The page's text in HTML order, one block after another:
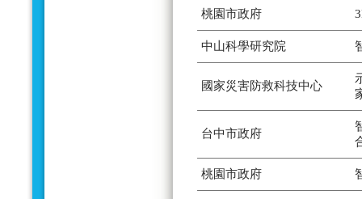
桃園市政府
中山科學研究院
國家災害防救科技中心
台中市政府
桃園市政府